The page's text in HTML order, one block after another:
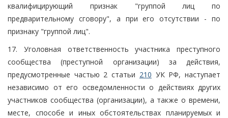
квалифицирующий признак "группой лиц по
предварительному сговору", а при его отсутствии - по
признаку "группой лиц".
17. Уголовная ответственность участника преступного
сообщества (преступной организации) за действия,
предусмотренные частью 2 статьи 210 УК РФ, наступает
независимо от его осведомленности о действиях других
участников сообщества (организации), а также о времени,
месте, способе и иных обстоятельствах планируемых и